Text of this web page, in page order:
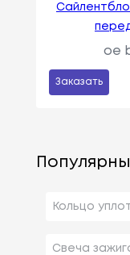
oe
Заказать
Кольцо
Свеча